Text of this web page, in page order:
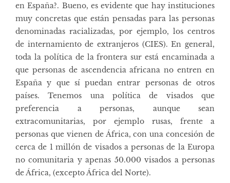
en España?. Bueno, es evidente que hay instituciones
muy concretas que están pensadas para las personas
denominadas racializadas, por ejemplo, los centros
de internamiento de extranjeros (CIES). En general,
toda la política de la frontera sur está encaminada a
que personas de ascendencia africana no entren en
España y que sí puedan entrar personas de otros
países. Tenemos una política de visados que
preferencia a personas, aunque sean
extracomunitarias, por ejemplo rusas, frente a
personas que vienen de África, con una concesión de
cerca de 1 millón de visados a personas de la Europa
no comunitaria y apenas 50.000 visados a personas
de África, (excepto África del Norte).